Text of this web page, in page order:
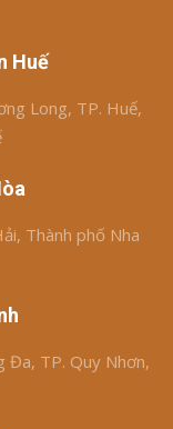
Huế
Long, TP. Huế,
Thành phố Nha
Đa, TP. Quy Nhơn,